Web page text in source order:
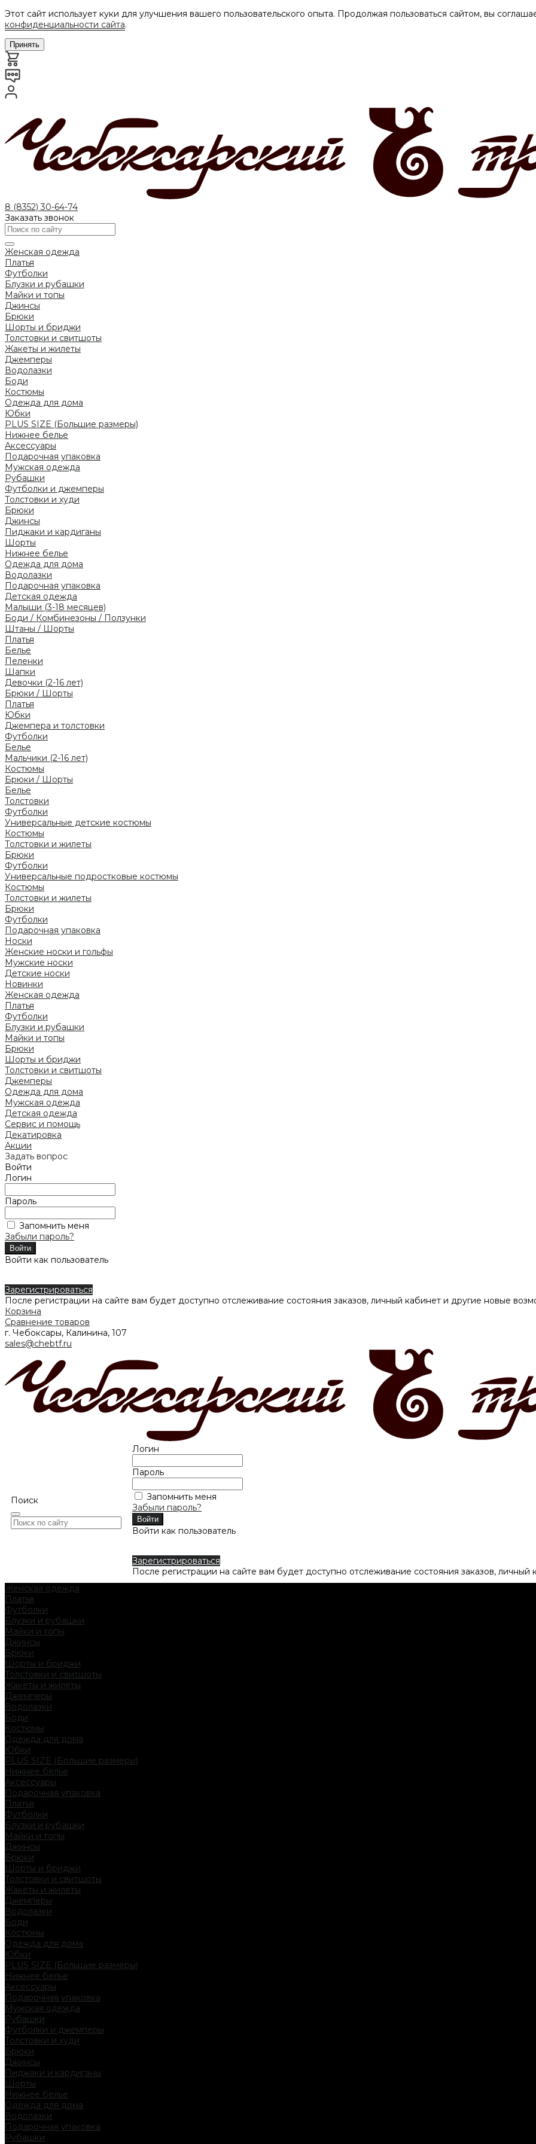
Этот сайт использует куки для улучшения вашего пользовательского опыта. Продолжая пользоваться сайтом, вы
конфиденциальности сайта.
Принять
8 (8352) 30-64-74
Заказать звонок
Женская одежда
Платья
Футболки
Блузки и рубашки
Майки и топы
Джинсы
Брюки
Шорты и бриджи
Толстовки и свитшоты
Жакеты и жилеты
Джемперы
Водолазки
Боди
Костюмы
Одежда для дома
Юбки
PLUS SIZE (Большие размеры)
Нижнее белье
Аксессуары
Подарочная упаковка
Мужская одежда
Рубашки
Футболки и джемперы
Толстовки и худи
Брюки
Джинсы
Пиджаки и кардиганы
Шорты
Нижнее белье
Одежда для дома
Водолазки
Подарочная упаковка
Детская одежда
Малыши (3-18 месяцев)
Боди / Комбинезоны / Ползунки
Штаны / Шорты
Платья
Белье
Пеленки
Шапки
Девочки (2-16 лет)
Брюки / Шорты
Платья
Юбки
Джемпера и толстовки
Футболки
Белье
Мальчики (2-16 лет)
Костюмы
Брюки / Шорты
Белье
Толстовки
Футболки
Универсальные детские костюмы
Костюмы
Толстовки и жилеты
Брюки
Футболки
Универсальные подростковые костюмы
Костюмы
Толстовки и жилеты
Брюки
Футболки
Подарочная упаковка
Носки
Женские носки и гольфы
Мужские носки
Детские носки
Новинки
Женская одежда
Платья
Футболки
Блузки и рубашки
Майки и топы
Брюки
Шорты и бриджи
Толстовки и свитшоты
Джемперы
Одежда для дома
Мужская одежда
Детская одежда
Сервис и помощь
Декатировка
Акции
Задать вопрос
Войти
Логин
Пароль
Запомнить меня
Забыли пароль?
Войти как пользователь
Зарегистрироваться
После регистрации на сайте вам будет доступно отслеживание состояния заказов, личный кабинет и другие новые
Корзина
Сравнение товаров
г. Чебоксары, Калинина, 107
sales@chebtf.ru
Поиск
Логин
Пароль
Запомнить меня
Забыли пароль?
Войти как пользователь
Зарегистрироваться
После регистрации на сайте вам будет доступно отслеживание состояния заказов,
Женская одежда
Платья
Футболки
Блузки и рубашки
Майки и топы
Джинсы
Брюки
Шорты и бриджи
Толстовки и свитшоты
Жакеты и жилеты
Джемперы
Водолазки
Боди
Костюмы
Одежда для дома
Юбки
PLUS SIZE (Большие размеры)
Нижнее белье
Аксессуары
Подарочная упаковка
Платья
Футболки
Блузки и рубашки
Майки и топы
Джинсы
Брюки
Шорты и бриджи
Толстовки и свитшоты
Жакеты и жилеты
Джемперы
Водолазки
Боди
Костюмы
Одежда для дома
Юбки
PLUS SIZE (Большие размеры)
Нижнее белье
Аксессуары
Подарочная упаковка
Мужская одежда
Рубашки
Футболки и джемперы
Толстовки и худи
Брюки
Джинсы
Пиджаки и кардиганы
Шорты
Нижнее белье
Одежда для дома
Водолазки
Подарочная упаковка
Рубашки